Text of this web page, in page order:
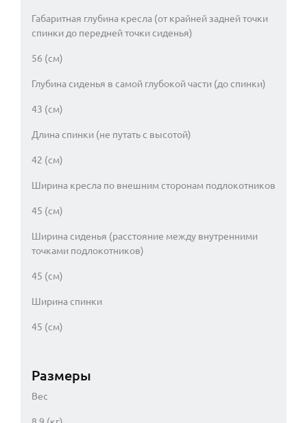
Габаритная глубина кресла (от крайней задней точки
спинки до передней точки сиденья)
56 (см)
Глубина сиденья в самой глубокой части (до спинки)
43 (см)
Длина спинки (не путать с высотой)
42 (см)
Ширина кресла по внешним сторонам подлокотников
45 (см)
Ширина сиденья (расстояние между внутренними
точками подлокотников)
45 (см)
Ширина спинки
45 (см)
Размеры
Вес